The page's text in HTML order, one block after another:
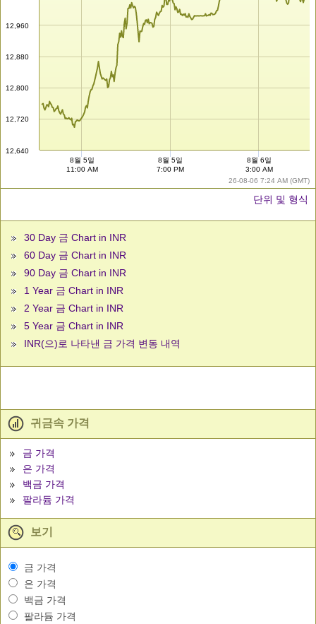
26-08-06 7:24 AM (GMT)
12,640
12,720
12,800
12,880
12,960
8월 5일
11:00 AM
8월 5일
7:00 PM
8월 6일
3:00 AM
단위 및 형식
30 Day 금 Chart in INR
60 Day 금 Chart in INR
90 Day 금 Chart in INR
1 Year 금 Chart in INR
2 Year 금 Chart in INR
5 Year 금 Chart in INR
INR(으)로 나타낸 금 가격 변동 내역
귀금속 가격
금 가격
은 가격
백금 가격
팔라듐 가격
보기
금 가격
은 가격
백금 가격
팔라듐 가격